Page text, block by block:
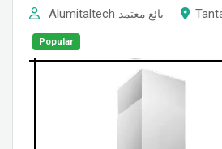
Alumitaltech بائع معتمد
Popular